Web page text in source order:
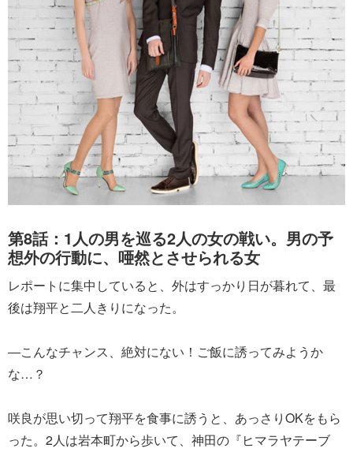
第8話：1人の男を巡る2人の女の戦い。男の予
想外の行動に、唖然とさせられる女
レポートに集中していると、外はすっかり日が暮れて、最
後は翔平と二人きりになった。
―こんなチャンス、絶対にない！ご飯に誘ってみようか
な…？
咲良が思い切って翔平を食事に誘うと、あっさりOKをもら
った。2人は岩本町から歩いて、神田の『ヒマラヤテーブ